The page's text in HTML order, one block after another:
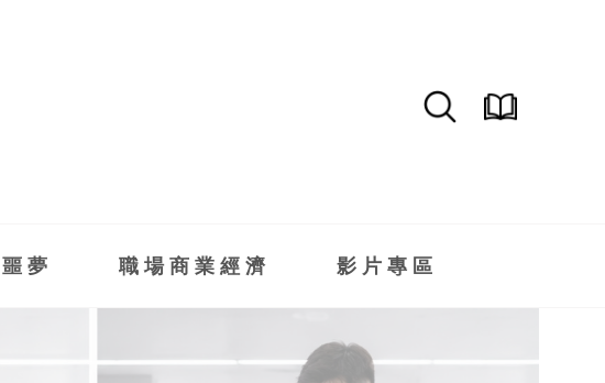
夢 職場商業經濟 影片專區